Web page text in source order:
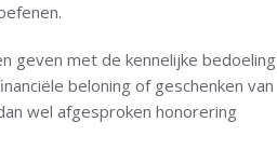
geven met de kennelijke bedoeling
beloning of geschenken van
wel afgesproken honorering